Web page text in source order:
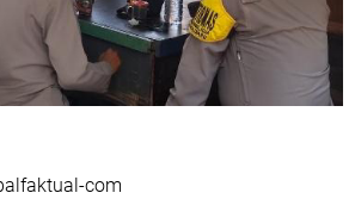
com